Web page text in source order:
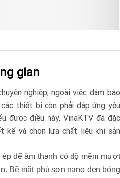
gian
nghiệp, ngoài việc đảm bảo
thiết bị còn phải đáp ứng yêu
được điều này, VinaKTV đã đặc
kế và chọn lựa chất liệu khi sản
để âm thanh có độ mềm mượt
Bề mặt phủ sơn nano đen bóng